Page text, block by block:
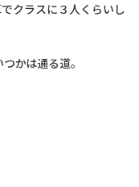
クラスに３人くらいし
かは通る道。